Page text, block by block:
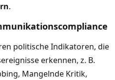
.
politische Indikatoren, die
erkennen, z. B.
Mangelnde Kritik,